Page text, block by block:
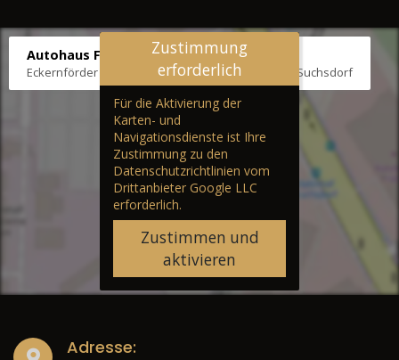
Autohaus Fräter
Eckernförder Str. /Klausbrooker Weg 1, 24107 Kiel-Suchsdorf
Zustimmung
erforderlich
Für die Aktivierung der
Karten- und
Navigationsdienste ist Ihre
Zustimmung zu den
Datenschutzrichtlinien vom
Drittanbieter Google LLC
erforderlich.
Zustimmen und
aktivieren
Adresse: